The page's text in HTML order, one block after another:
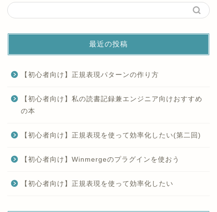
最近の投稿
【初心者向け】正規表現パターンの作り方
【初心者向け】私の読書記録兼エンジニア向けおすすめ
の本
【初心者向け】正規表現を使って効率化したい(第二回)
【初心者向け】Winmergeのプラグインを使おう
【初心者向け】正規表現を使って効率化したい